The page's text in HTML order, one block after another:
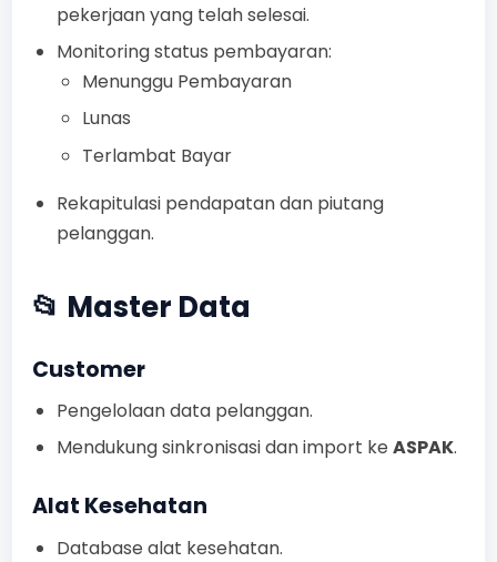
pekerjaan yang telah selesai.
Monitoring status pembayaran:
Menunggu Pembayaran
Lunas
Terlambat Bayar
Rekapitulasi pendapatan dan piutang
pelanggan.
📂 Master Data
Customer
Pengelolaan data pelanggan.
Mendukung sinkronisasi dan import keASPAK.
Alat Kesehatan
Database alat kesehatan.